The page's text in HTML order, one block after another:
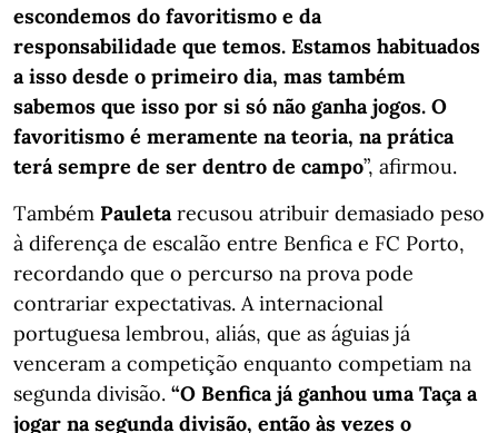
escondemos do favoritismo e da
responsabilidade que temos. Estamos habituados
a isso desde o primeiro dia, mas também
sabemos que isso por si só não ganha jogos. O
favoritismo é meramente na teoria, na prática
terá sempre de ser dentro de campo”, afirmou.
Também Pauleta recusou atribuir demasiado peso
à diferença de escalão entre Benfica e FC Porto,
recordando que o percurso na prova pode
contrariar expectativas. A internacional
portuguesa lembrou, aliás, que as águias já
venceram a competição enquanto competiam na
segunda divisão. “O Benfica já ganhou uma Taça a
jogar na segunda divisão, então às vezes o